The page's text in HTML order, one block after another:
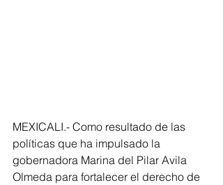
MEXICALI.- Como resultado de las
políticas que ha impulsado la
gobernadora Marina del Pilar Avila
Olmeda para fortalecer el derecho de